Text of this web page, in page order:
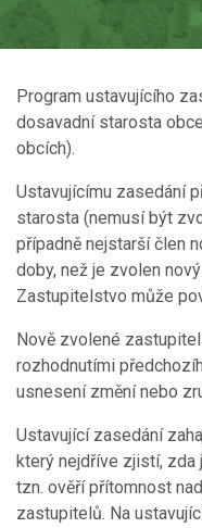
Program ustavujícího
dosavadní starosta
obcích).
Ustavujícímu zasedání
starosta (nemusí být
případně nejstarší člen
doby, než je zvolen
Zastupitelstvo může
Nově zvolené
rozhodnutími
usnesení změní nebo
Ustavující zasedání
který nejdříve zjistí,
tzn. ověří přítomnost
zastupitelů. Na